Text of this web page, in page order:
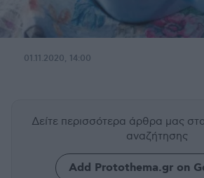
01.11.2020, 14:00
Δείτε περισσότερα άρθρα μας
αναζήτησης
Add Protothema.gr on